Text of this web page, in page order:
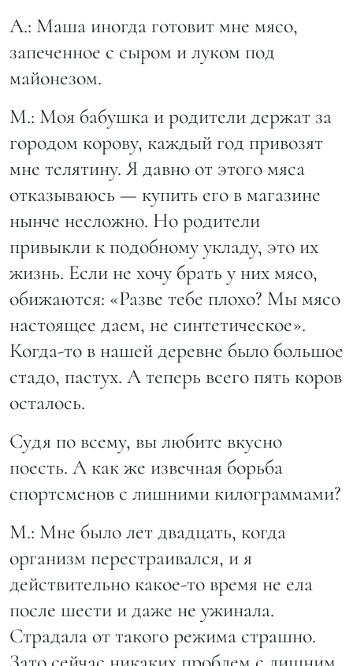
А.: Маша иногда готовит мне мясо,
запеченное с сыром и луком под
майонезом.
М.: Моя бабушка и родители держат за
городом корову, каждый год привозят
мне телятину. Я давно от этого мяса
отказываюсь — купить его в магазине
нынче несложно. Но родители
привыкли к подобному укладу, это их
жизнь. Если не хочу брать у них мясо,
обижаются: «Разве тебе плохо? Мы мясо
настоящее даем, не синтетическое».
Когда-то в нашей деревне было большое
стадо, пастух. А теперь всего пять коров
осталось.
Судя по всему, вы любите вкусно
поесть. А как же извечная борьба
спортсменов с лишними килограммами?
М.: Мне было лет двадцать, когда
организм перестраивался, и я
действительно какое-то время не ела
после шести и даже не ужинала.
Страдала от такого режима страшно.